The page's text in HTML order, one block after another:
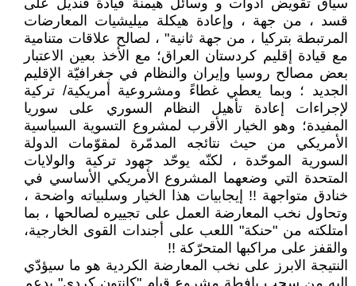
سياق تقويض أدوات و وسائل هيمنة قيادة قنديل على
قسد ، من جهة ، وإعادة هيكلة ميليشيات المعارضات
المرتبطة بتركيا ، من جهة ثانية" ، لصالح علاقات متنامية
مع قيادة إقليم كردستان العراق؛ مع الأخذ بعين الاعتبار
بعض مصالح روسيا وإيران والنظام في جغرافيّة الإقليم
الجديد ؛ وبما يعطي غطاءً ومشروعية أمريكية/ تركية
لإجراءات إعادة تأهيل النظام السوري على سوريا
المفيدة؛ وهو الخيار الأقرب لمشروع التسوية السياسية
الأمريكي من حيث نتائجه المدمّرة لمقوّمات الدولة
السورية الموحّدة ، لكنّه يوحّد جهود تركية والولايات
المتحدة التي وضعهما المشروع الأمريكي الأساسي في
خنادق متواجهة !! إيجابيات هذا الخيار وسلبياته واضحة ،
وتحاول نخب المعارضة العمل على تجييره لصالحها ، بما
امتلكته من "حنكة" اللعب على أجندات القوى الخارجية،
والقفز على مراكبها المتحرّكة !!
النتيجة الابرز على نخب المعارضة الكردية هو ما سيؤدّي